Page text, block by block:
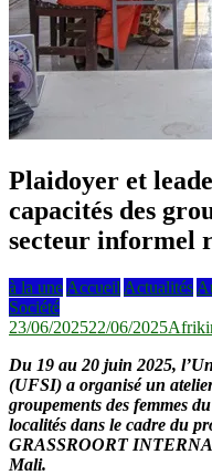
Plaidoyer et
capacités des
secteur informel
à la une Accueil Actualités
Société
23/06/202522/06/2025
Du 19 au 20 juin 2025,
(UFSI) a organisé un
groupements des femmes
localités dans le cadre du
GRASSROORT
Mali.